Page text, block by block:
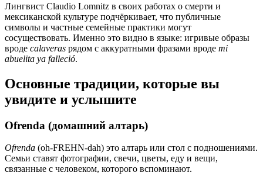
Лингвист Claudio Lomnitz в своих работах о смерти и
мексиканской культуре подчёркивает, что публичные
символы и частные семейные практики могут
сосуществовать. Именно это видно в языке: игривые образы
вроде calaveras рядом с аккуратными фразами вроде mi
abuelita ya falleció.
Основные традиции, которые вы
увидите и услышите
Ofrenda (домашний алтарь)
Ofrenda (oh-FREHN-dah) это алтарь или стол с подношениями.
Семьи ставят фотографии, свечи, цветы, еду и вещи,
связанные с человеком, которого вспоминают.